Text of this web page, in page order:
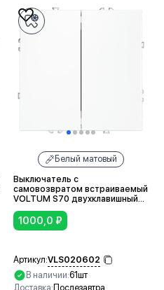
Белый матовый
Выключатель с
самовозвратом встраиваемый
VOLTUM S70 двухклавишный
1000,0 ₽
Артикул:VLS020602
В наличии:61шт
Доставка: Послезавтра